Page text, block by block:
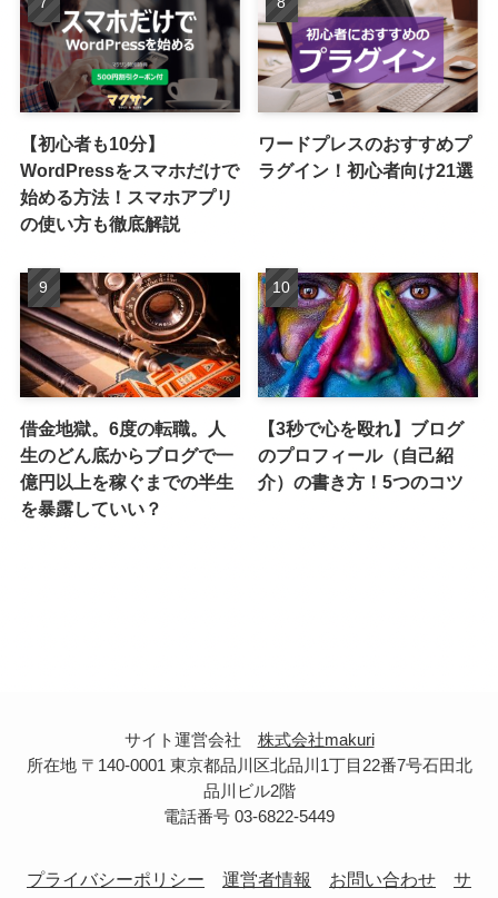
【初心者も10分】
WordPressをスマホだけで
始める方法！スマホアプリ
の使い方も徹底解説
ワードプレスのおすすめプ
ラグイン！初心者向け21選
借金地獄。6度の転職。人
生のどん底からブログで一
億円以上を稼ぐまでの半生
を暴露していい？
【3秒で心を殴れ】ブログ
のプロフィール（自己紹
介）の書き方！5つのコツ
サイト運営会社 株式会社makuri
所在地 〒140-0001 東京都品川区北品川1丁目22番7号石田北
品川ビル2階
電話番号 03-6822-5449
プライバシーポリシー 運営者情報 お問い合わせ
サ